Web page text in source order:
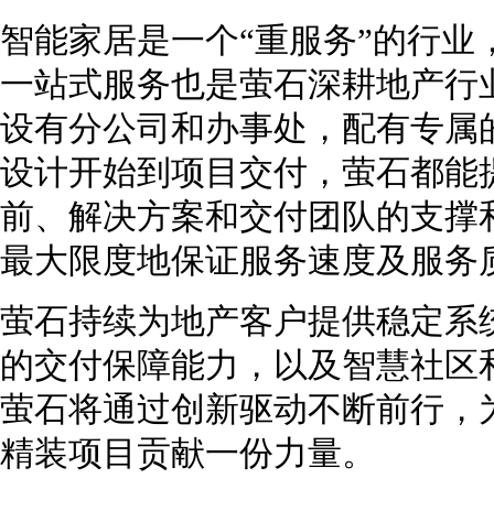
智能家居是一个“重服务”的行
一站式服务也是萤石深耕地产
设有分公司和办事处，配有专
设计开始到项目交付，萤石都
前、解决方案和交付团队的支
最大限度地保证服务速度及服务
萤石持续为地产客户提供稳定
的交付保障能力，以及智慧社
萤石将通过创新驱动不断前行
精装项目贡献一份力量。